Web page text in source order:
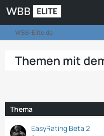
WBB-Elite.de
Themen mit
Thema
EasyRating Beta 2